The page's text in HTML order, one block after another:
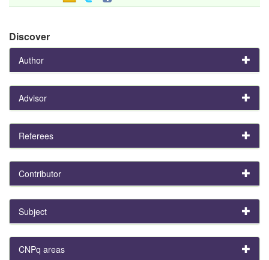
Discover
Author
Advisor
Referees
Contributor
Subject
CNPq areas